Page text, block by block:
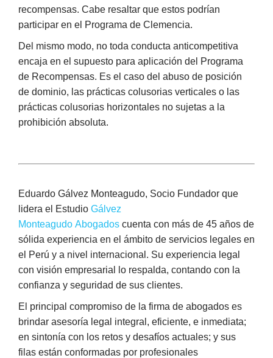
recompensas. Cabe resaltar que estos podrían
participar en el Programa de Clemencia.
Del mismo modo, no toda conducta anticompetitiva
encaja en el supuesto para aplicación del Programa
de Recompensas. Es el caso del abuso de posición
de dominio, las prácticas colusorias verticales o las
prácticas colusorias horizontales no sujetas a la
prohibición absoluta.
Eduardo Gálvez Monteagudo, Socio Fundador que
lidera el Estudio Gálvez
Monteagudo Abogados cuenta con más de 45 años de
sólida experiencia en el ámbito de servicios legales en
el Perú y a nivel internacional. Su experiencia legal
con visión empresarial lo respalda, contando con la
confianza y seguridad de sus clientes.
El principal compromiso de la firma de abogados es
brindar asesoría legal integral, eficiente, e inmediata;
en sintonía con los retos y desafíos actuales; y sus
filas están conformadas por profesionales